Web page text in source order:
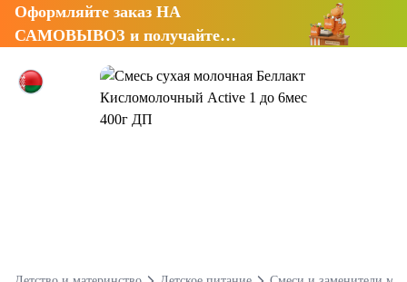
Оформляйте заказ НА
САМОВЫВОЗ и получайте